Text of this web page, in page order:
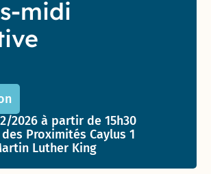
midi
:
2026 à partir de 15h30
Proximités Caylus 1
Luther King